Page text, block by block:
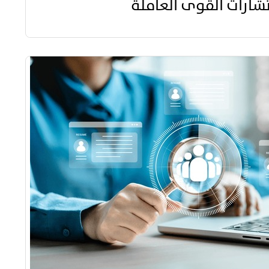
القوى العاملة